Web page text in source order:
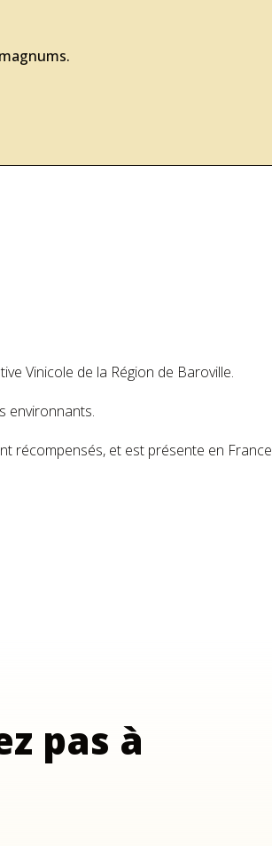
Vinicole de la Région de Baroville.
environnants.
récompensés, et est présente en France
pas à